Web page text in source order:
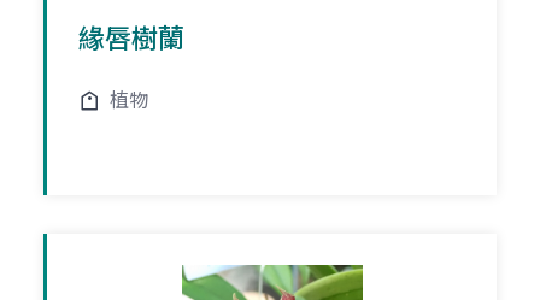
緣唇樹蘭
植物